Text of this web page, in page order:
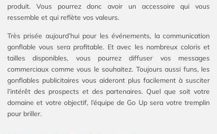
produit. Vous pourrez donc avoir un accessoire qui vous
ressemble et qui reflète vos valeurs.
Très prisée aujourd’hui pour les événements, la communication
gonflable vous sera profitable. Et avec les nombreux coloris et
tailles disponibles, vous pourrez diffuser vos messages
commerciaux comme vous le souhaitez. Toujours aussi funs, les
gonflables publicitaires vous aideront plus facilement à susciter
l’intérêt des prospects et des partenaires. Quel que soit votre
domaine et votre objectif, l’équipe de Go Up sera votre tremplin
pour briller.